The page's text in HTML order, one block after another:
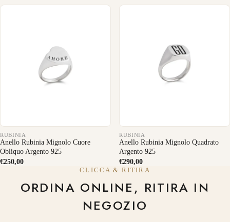
RUBINIA
Anello Rubinia Mignolo Cuore
Obliquo Argento 925
€250,00
RUBINIA
Anello Rubinia Mignolo Quadrato
Argento 925
€290,00
CLICCA & RITIRA
ORDINA ONLINE, RITIRA IN
NEGOZIO